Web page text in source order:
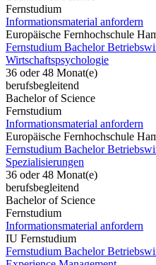
Fernstudium
Informationsmaterial anfordern
Europäische Fernhochschule
Fernstudium Bachelor
Wirtschaftspsychologie
36 oder 48 Monat(e)
berufsbegleitend
Bachelor of Science
Fernstudium
Informationsmaterial anfordern
Europäische Fernhochschule
Fernstudium Bachelor
Spezialisierungen
36 oder 48 Monat(e)
berufsbegleitend
Bachelor of Science
Fernstudium
Informationsmaterial anfordern
IU Fernstudium
Fernstudium Bachelor